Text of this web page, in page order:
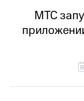
История
компании
Пресс-
релизы
о
МТС